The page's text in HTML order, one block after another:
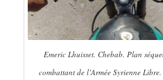
Emeric Lhuisset. Chebab. Plan
combattant de l’Armée Syrienne